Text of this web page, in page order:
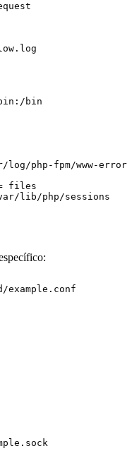
bin
log/php-fpm/www-
= files